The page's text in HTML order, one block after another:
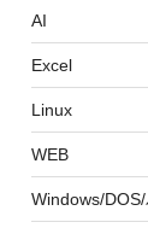
AI
Excel
Linux
WEB
Windows/